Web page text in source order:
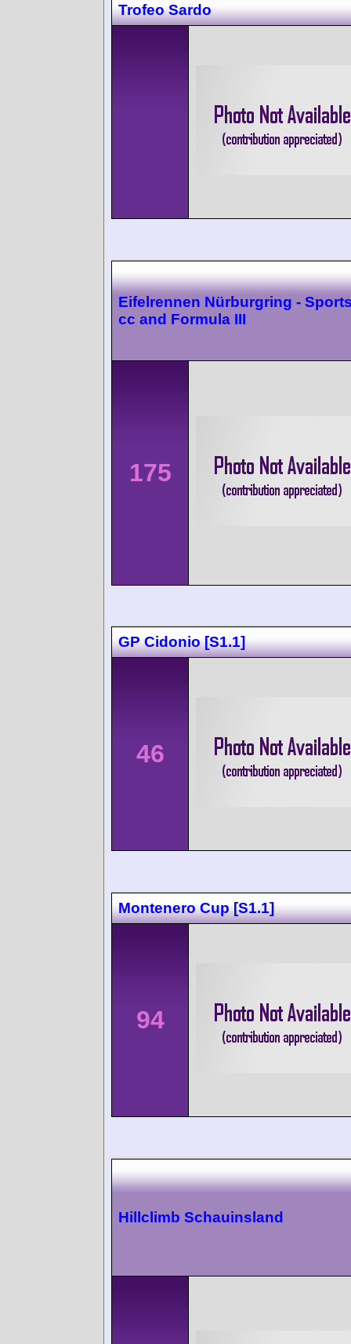
Trofeo Sardo
Eifelrennen Nürburgring -
cc and Formula III
175
GP Cidonio [S1.1]
46
Montenero Cup [S1.1]
94
Hillclimb Schauinsland